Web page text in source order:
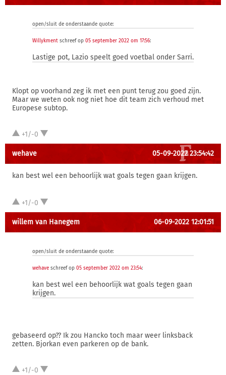
open/sluit de onderstaande quote:
Willykment schreef op 05 september 2022 om 17:56:
Lastige pot, Lazio speelt goed voetbal onder Sarri.
Klopt op voorhand zeg ik met een punt terug zou goed zijn.
Maar we weten ook nog niet hoe dit team zich verhoud met
Europese subtop.
+1/-0
wehave 05-09-2022 23:54:42
kan best wel een behoorlijk wat goals tegen gaan krijgen.
+1/-0
willem van Hanegem 06-09-2022 12:01:51
open/sluit de onderstaande quote:
wehave schreef op 05 september 2022 om 23:54:
kan best wel een behoorlijk wat goals tegen gaan
krijgen.
gebaseerd op?? Ik zou Hancko toch maar weer linksback
zetten. Bjorkan even parkeren op de bank.
+1/-0